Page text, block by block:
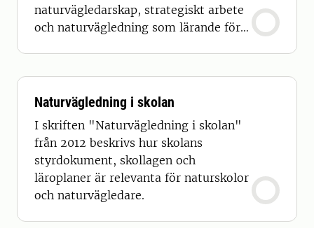
naturvägledarskap, strategiskt arbete
och naturvägledning som lärande för
Naturvägledning i skolan
I skriften "Naturvägledning i skolan"
från 2012 beskrivs hur skolans
styrdokument, skollagen och
läroplaner är relevanta för naturskolor
och naturvägledare.